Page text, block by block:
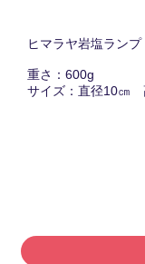
ヒマラヤ岩塩ランプ
重さ：600g
サイズ：直径10㎝